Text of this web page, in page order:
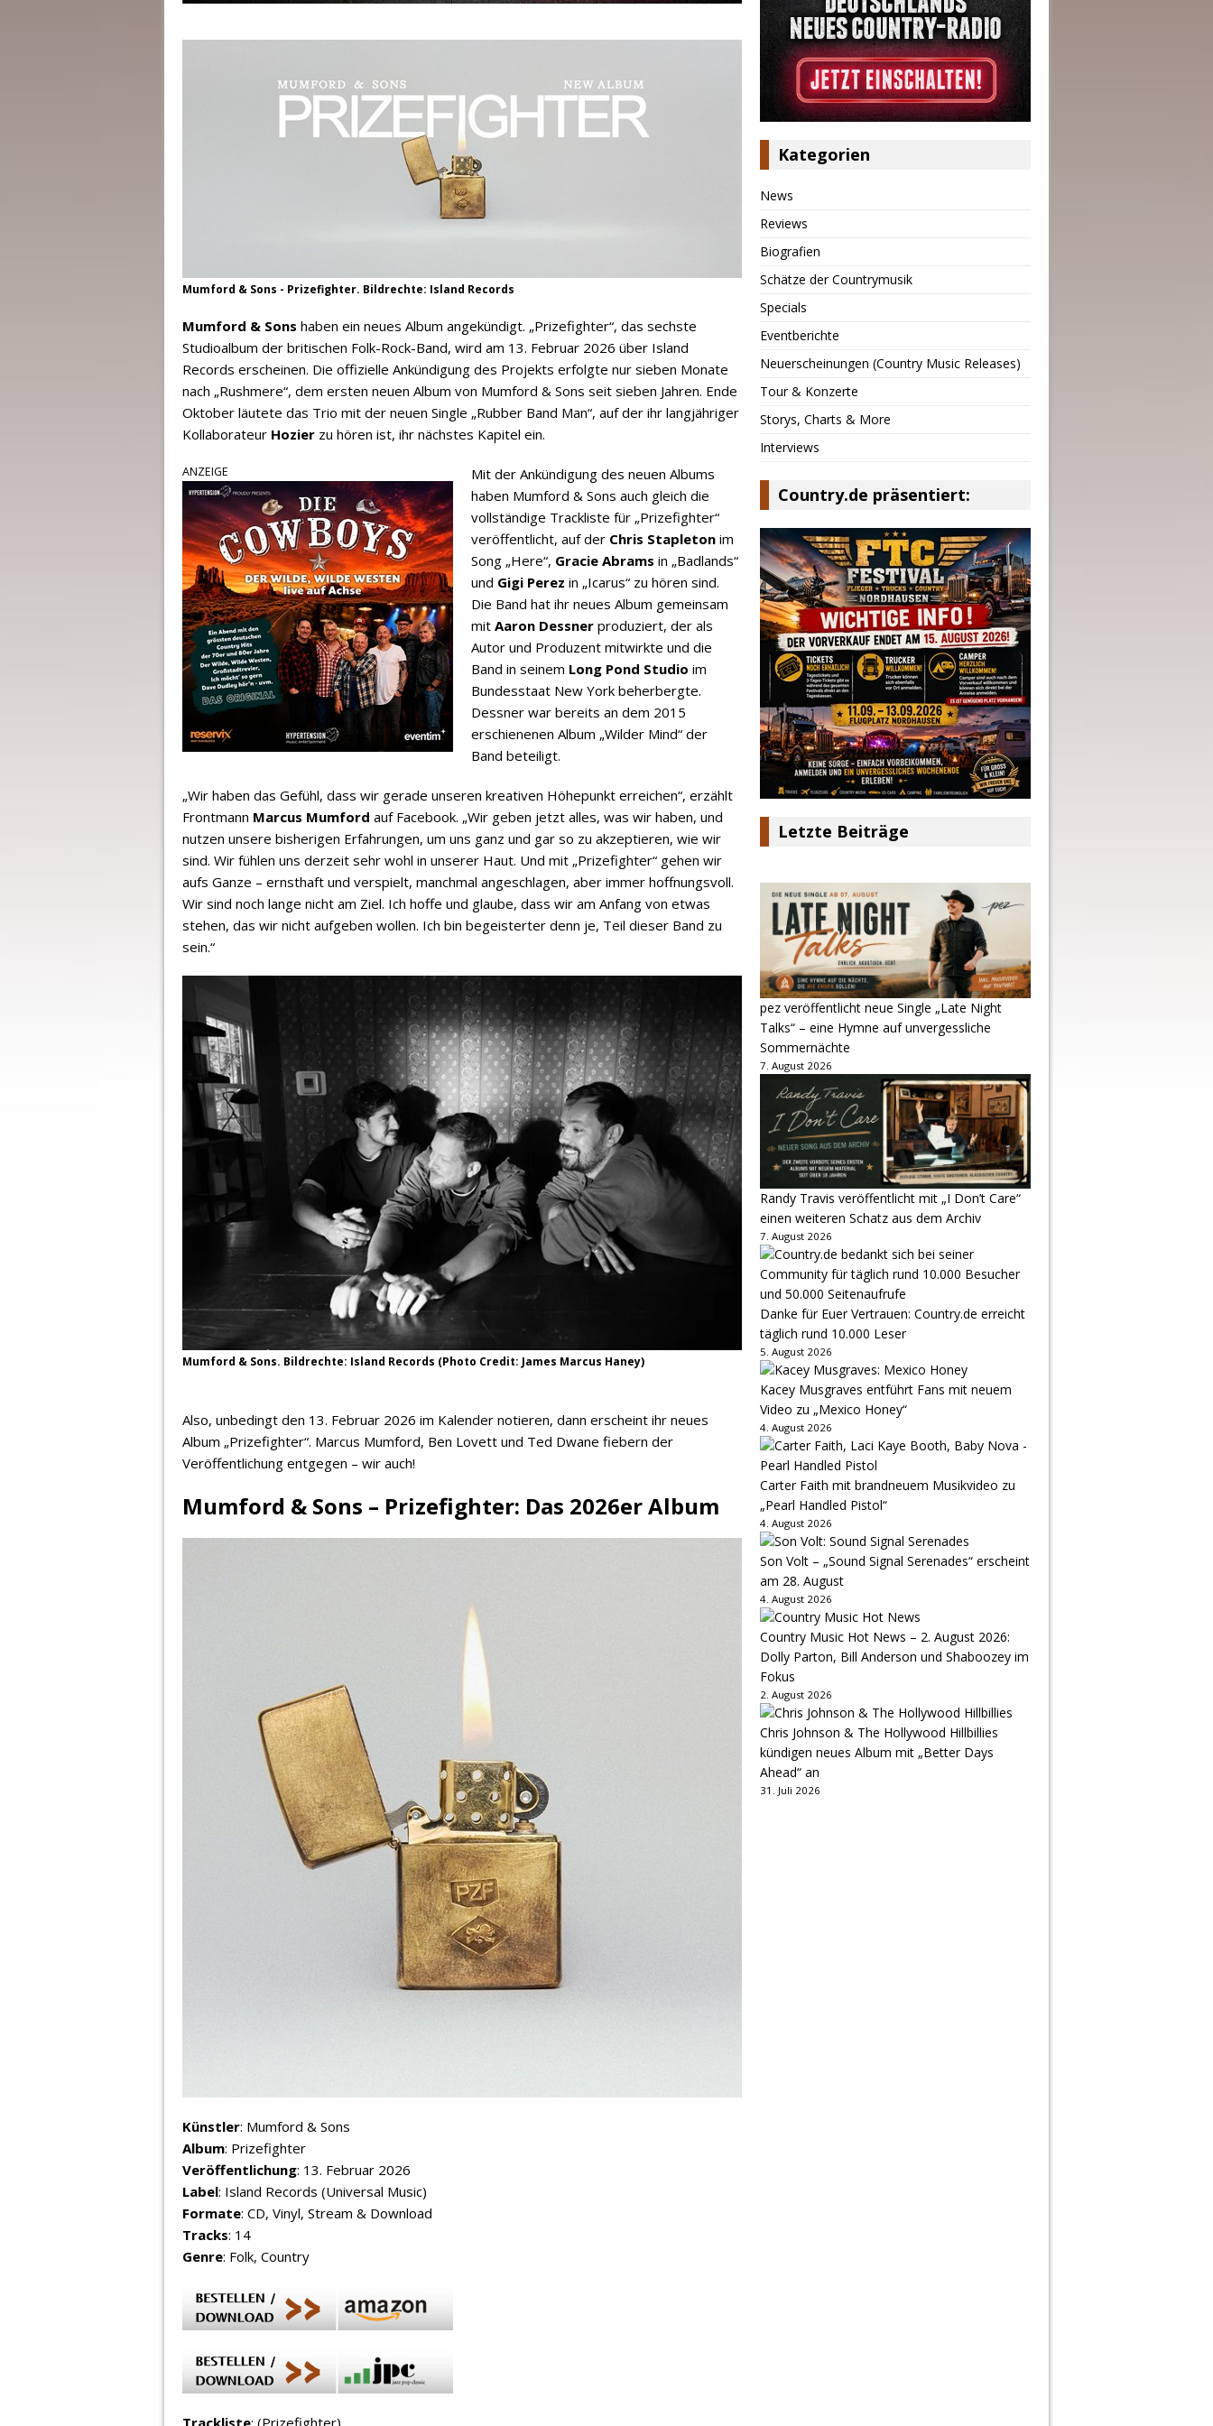
Mumford & Sons - Prizefighter. Bildrechte: Island Records
Mumford & Sons haben ein neues Album angekündigt. „Prizefighter“, das sechste
Studioalbum der britischen Folk-Rock-Band, wird am 13. Februar 2026 über Island
Records erscheinen. Die offizielle Ankündigung des Projekts erfolgte nur sieben Monate
nach „Rushmere“, dem ersten neuen Album von Mumford & Sons seit sieben Jahren. Ende
Oktober läutete das Trio mit der neuen Single „Rubber Band Man“, auf der ihr langjähriger
Kollaborateur Hozier zu hören ist, ihr nächstes Kapitel ein.
ANZEIGE
Mit der Ankündigung des neuen Albums
haben Mumford & Sons auch gleich die
vollständige Trackliste für „Prizefighter“
veröffentlicht, auf der Chris Stapleton im
Song „Here“, Gracie Abrams in „Badlands“
und Gigi Perez in „Icarus“ zu hören sind.
Die Band hat ihr neues Album gemeinsam
mit Aaron Dessner produziert, der als
Autor und Produzent mitwirkte und die
Band in seinem Long Pond Studio im
Bundesstaat New York beherbergte.
Dessner war bereits an dem 2015
erschienenen Album „Wilder Mind“ der
Band beteiligt.
„Wir haben das Gefühl, dass wir gerade unseren kreativen Höhepunkt erreichen“, erzählt
Frontmann Marcus Mumford auf Facebook. „Wir geben jetzt alles, was wir haben, und
nutzen unsere bisherigen Erfahrungen, um uns ganz und gar so zu akzeptieren, wie wir
sind. Wir fühlen uns derzeit sehr wohl in unserer Haut. Und mit „Prizefighter“ gehen wir
aufs Ganze – ernsthaft und verspielt, manchmal angeschlagen, aber immer hoffnungsvoll.
Wir sind noch lange nicht am Ziel. Ich hoffe und glaube, dass wir am Anfang von etwas
stehen, das wir nicht aufgeben wollen. Ich bin begeisterter denn je, Teil dieser Band zu
sein.“
Mumford & Sons. Bildrechte: Island Records (Photo Credit: James Marcus Haney)
Also, unbedingt den 13. Februar 2026 im Kalender notieren, dann erscheint ihr neues
Album „Prizefighter“. Marcus Mumford, Ben Lovett und Ted Dwane fiebern der
Veröffentlichung entgegen – wir auch!
Mumford & Sons – Prizefighter: Das 2026er Album
Künstler: Mumford & Sons
Album: Prizefighter
Veröffentlichung: 13. Februar 2026
Label: Island Records (Universal Music)
Formate: CD, Vinyl, Stream & Download
Tracks: 14
Genre: Folk, Country
Trackliste: (Prizefighter)
Kategorien
News
Reviews
Biografien
Schätze der Countrymusik
Specials
Eventberichte
Neuerscheinungen (Country Music Releases)
Tour & Konzerte
Storys, Charts & More
Interviews
Country.de präsentiert:
Letzte Beiträge
pez veröffentlicht neue Single „Late Night
Talks“ – eine Hymne auf unvergessliche
Sommernächte
7. August 2026
Randy Travis veröffentlicht mit „I Don’t Care“
einen weiteren Schatz aus dem Archiv
7. August 2026
Danke für Euer Vertrauen: Country.de erreicht
täglich rund 10.000 Leser
5. August 2026
Kacey Musgraves entführt Fans mit neuem
Video zu „Mexico Honey“
4. August 2026
Carter Faith mit brandneuem Musikvideo zu
„Pearl Handled Pistol“
4. August 2026
Son Volt – „Sound Signal Serenades“ erscheint
am 28. August
4. August 2026
Country Music Hot News – 2. August 2026:
Dolly Parton, Bill Anderson und Shaboozey im
Fokus
2. August 2026
Chris Johnson & The Hollywood Hillbillies
kündigen neues Album mit „Better Days
Ahead“ an
31. Juli 2026